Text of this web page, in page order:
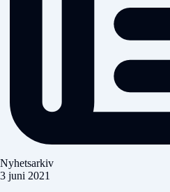
Nyhetsarkiv
3 juni 2021